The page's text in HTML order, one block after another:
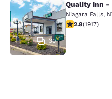
Quality Inn -
30
Quality Inn -
Niagara Falls,
calificación de
2.8(1917)